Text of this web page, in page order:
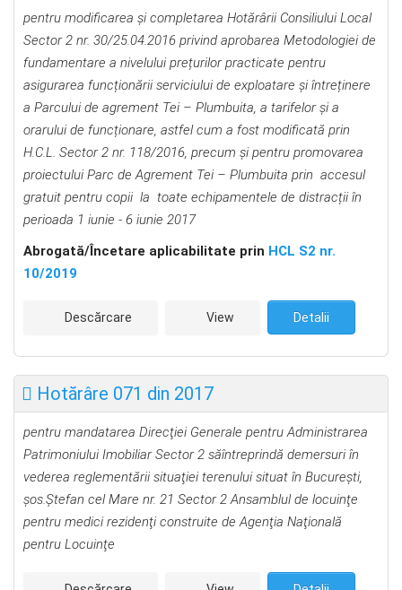
pentru modificarea şi completarea Hotărârii Consiliului Local
Sector 2 nr. 30/25.04.2016 privind aprobarea Metodologiei de
fundamentare a nivelului prețurilor practicate pentru
asigurarea funcționării serviciului de exploatare și întreținere
a Parcului de agrement Tei – Plumbuita, a tarifelor și a
orarului de funcționare, astfel cum a fost modificată prin
H.C.L. Sector 2 nr. 118/2016, precum şi pentru promovarea
proiectului Parc de Agrement Tei – Plumbuita prin accesul
gratuit pentru copii la toate echipamentele de distracții în
perioada 1 iunie - 6 iunie 2017
Abrogată/Încetare aplicabilitate prin HCL S2 nr.
10/2019
Descărcare View Detalii
Hotărâre 071 din 2017
pentru mandatarea Direcţiei Generale pentru Administrarea
Patrimoniului Imobiliar Sector 2 săîntreprindă demersuri în
vederea reglementării situaţiei terenului situat în Bucureşti,
şos.Ştefan cel Mare nr. 21 Sector 2 Ansamblul de locuinţe
pentru medici rezidenţi construite de Agenţia Naţională
pentru Locuinţe